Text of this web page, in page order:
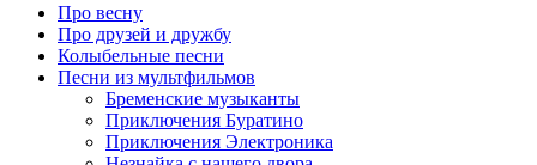
Про весну
Про друзей и дружбу
Колыбельные песни
Песни из мультфильмов
Бременские музыканты
Приключения Буратино
Приключения Электроника